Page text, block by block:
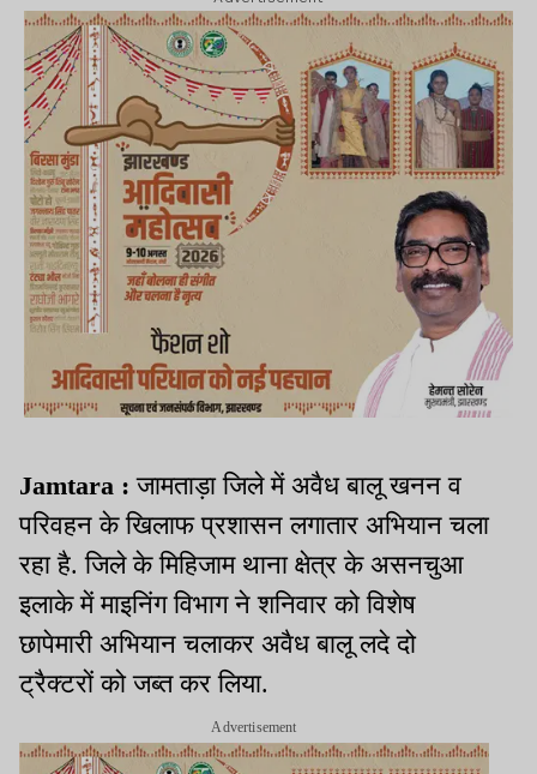
Jamtara :जामताड़ा जिले में अवैध बालू खनन व
परिवहन के खिलाफ प्रशासन लगातार अभियान चला
रहा है. जिले के मिहिजाम थाना क्षेत्र के असनचुआ
इलाके में माइनिंग विभाग ने शनिवार को विशेष
छापेमारी अभियान चलाकर अवैध बालू लदे दो
ट्रैक्टरों को जब्त कर लिया.
Advertisement